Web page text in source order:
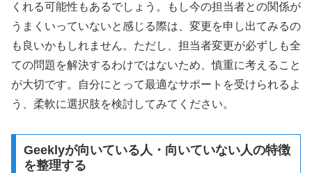
くれる可能性もあるでしょう。もし今の担当者との関係が
うまくいっていないと感じる際は、変更を申し出てみるの
も良いかもしれません。ただし、担当者変更が必ずしも全
ての問題を解決するわけではないため、慎重に考えること
が大切です。自分にとって最適なサポートを受けられるよ
う、柔軟に選択肢を検討してみてください。
Geeklyが向いている人・向いていない人の特徴
を整理する